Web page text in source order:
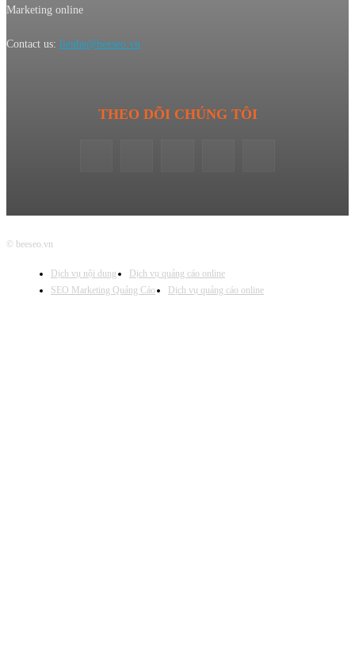
Marketing online
Contact us: lienhe@beeseo.vn
THEO DÕI CHÚNG TÔI
© beeseo.vn
Dịch vụ nội dung
Dịch vụ quảng cáo online
SEO Marketing Quảng Cáo
Dịch vụ quảng cáo online